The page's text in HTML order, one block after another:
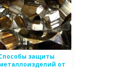
защиты
от